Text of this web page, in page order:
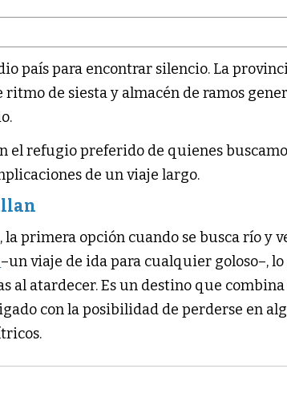
país para encontrar silencio. La
ritmo de siesta y almacén de ramos
el refugio preferido de quienes
de un viaje largo.
la primera opción cuando se busca río y
–un viaje de ida para cualquier goloso–,
al atardecer. Es un destino que
con la posibilidad de perderse en